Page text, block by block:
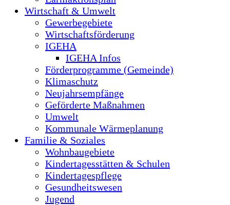
Wirtschaft & Umwelt
Gewerbegebiete
Wirtschaftsförderung
IGEHA
IGEHA Infos
Förderprogramme (Gemeinde)
Klimaschutz
Neujahrsempfänge
Geförderte Maßnahmen
Umwelt
Kommunale Wärmeplanung
Familie & Soziales
Wohnbaugebiete
Kindertagesstätten & Schulen
Kindertagespflege
Gesundheitswesen
Jugend